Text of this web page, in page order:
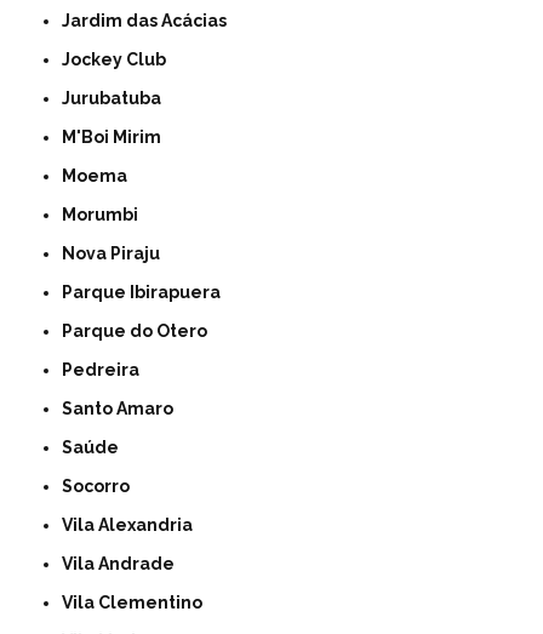
Jardim das Acácias
Jockey Club
Jurubatuba
M'Boi Mirim
Moema
Morumbi
Nova Piraju
Parque Ibirapuera
Parque do Otero
Pedreira
Santo Amaro
Saúde
Socorro
Vila Alexandria
Vila Andrade
Vila Clementino